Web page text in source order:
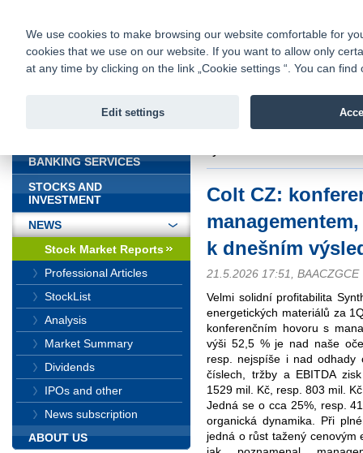
Fio bank
Fio banka
Colt CZ:
k dnešním
21.5.2026 17:51, BAACZGCE
Velmi solidní profitabilita
energetických materiálů za
konferenčním hovoru s
výši 52,5 % je nad naše
resp. nejspíše i nad odhady
číslech, tržby a EBITDA
1529 mil. Kč, resp. 803 mil.
Jedná se o cca 25%, resp.
organická dynamika. Při
jedná o růst tažený cenovým
BANKING SERVICES
STOCKS AND
INVESTMENT
NEWS
Stock Market Reports
Professional Articles
StockList
Analysis
Market Summary
Dividends
IPOs and other
News subscription
ABOUT US
We use cookies to make browsing our website comfortable for
cookies that we use on our website. If you want to allow only
at any time by clicking on the link „Cookie settings “. You can
Edit settings